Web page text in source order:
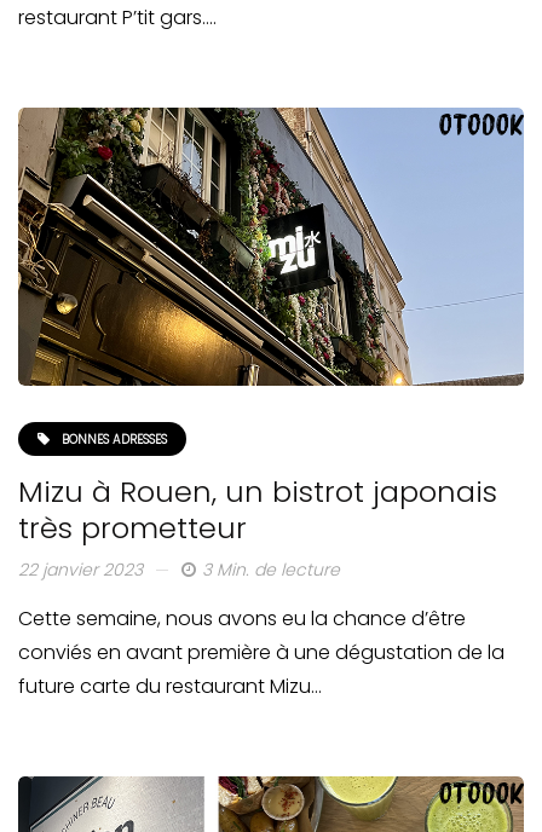
restaurant P’tit gars….
BONNES ADRESSES
Mizu à Rouen, un bistrot japonais
très prometteur
22 janvier 2023 3 Min. de lecture
Cette semaine, nous avons eu la chance d’être
conviés en avant première à une dégustation de la
future carte du restaurant Mizu…